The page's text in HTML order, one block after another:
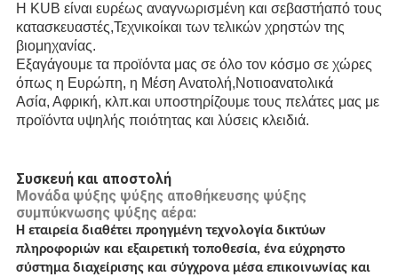
Η KUB είναι ευρέως αναγνωρισμένη και σεβαστήαπό τους
κατασκευαστές,Τεχνικοίκαι των τελικών χρηστών της
βιομηχανίας.
Εξαγάγουμε τα προϊόντα μας σε όλο τον κόσμο σε χώρες
όπως η Ευρώπη, η Μέση Ανατολή,Νοτιοανατολικά
Ασία, Αφρική, κλπ.και υποστηρίζουμε τους πελάτες μας με
προϊόντα υψηλής ποιότητας και λύσεις κλειδιά.
Συσκευή και αποστολή
Μονάδα ψύξης ψύξης αποθήκευσης ψύξης
συμπύκνωσης ψύξης αέρα:
Η εταιρεία διαθέτει προηγμένη τεχνολογία δικτύων
πληροφοριών και εξαιρετική τοποθεσία, ένα εύχρηστο
σύστημα διαχείρισης και σύγχρονα μέσα επικοινωνίας και